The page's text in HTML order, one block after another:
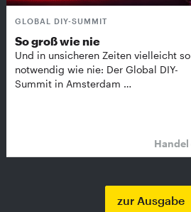
GLOBAL DIY-SUMMIT
So groß wie nie
Und in unsicheren Zeiten vielleicht so
notwendig wie nie: Der Global DIY-
Summit in Amsterdam …
Handel
zur Ausgabe